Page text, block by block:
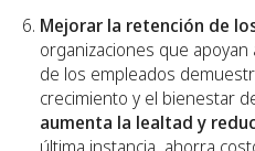
Mejorar la retención de
organizaciones que
de los empleados
crecimiento y el bienestar
aumenta la lealtad y